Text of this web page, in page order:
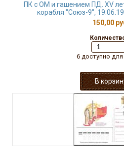
ПК с ОМ и гашением ПД. XV
корабля "Союз-9",
150,00
6 доступно для